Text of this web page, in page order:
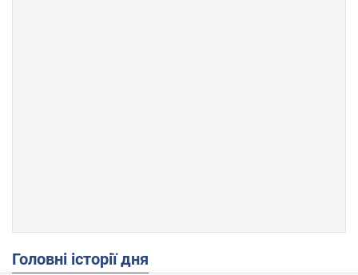
Головні історії дня